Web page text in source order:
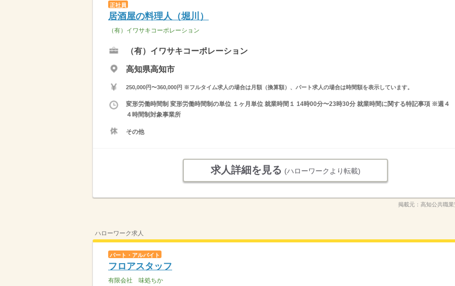
正社員
居酒屋の料理人（堀川）
（有）イワサキコーポレーション
（有）イワサキコーポレーション
高知県高知市
250,000円〜360,000円 ※フルタイム求人の場合は月額（換算額）、パート求人の場合は時間額を表示しています。
変形労働時間制 変形労働時間制の単位 １ヶ月単位 就業時間１ 14時00分〜23時30分 就業時間に関する特記事項 ※週４
４時間制対象事業所
その他
求人詳細を見る (ハローワークより転載)
掲載元： 高知公共職
ハローワーク求人
パート・アルバイト
フロアスタッフ
有限会社 味処ちか